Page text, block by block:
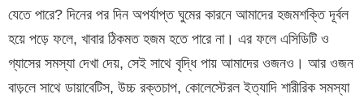
যেতে পারে? দিনের পর দিন অপর্যাপ্ত ঘুমের কারনে আমাদের হজমশক্তি দূর্বল
হয়ে পড়ে ফলে, খাবার ঠিকমত হজম হতে পারে না। এর ফলে এসিডিটি ও
গ্যাসের সমস্যা দেখা দেয়, সেই সাথে বৃদ্ধি পায় আমাদের ওজনও। আর ওজন
বাড়লে সাথে ডায়াবেটিস, উচ্চ রক্তচাপ, কোলেস্টেরল ইত্যাদি শারীরিক সমস্যা